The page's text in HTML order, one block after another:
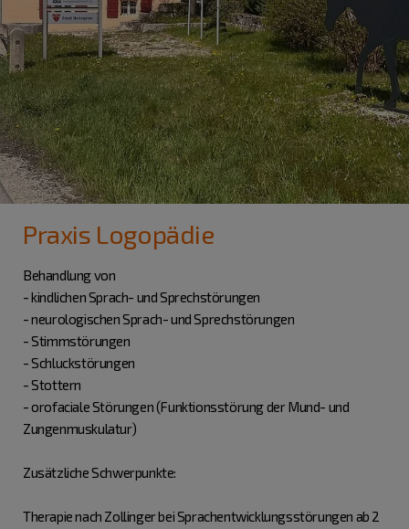
Praxis Logopädie
Behandlung von
- kindlichen Sprach- und Sprechstörungen
- neurologischen Sprach- und Sprechstörungen
- Stimmstörungen
- Schluckstörungen
- Stottern
- orofaciale Störungen (Funktionsstörung der Mund- und
Zungenmuskulatur)
Zusätzliche Schwerpunkte:
Therapie nach Zollinger bei Sprachentwicklungsstörungen ab 2